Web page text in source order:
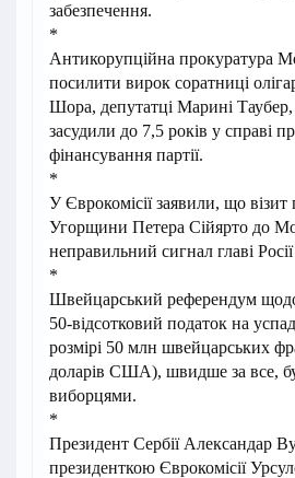
забезпечення.
*
Антикорупційна прокуратура
посилити вирок соратниці
Шора, депутатці Марині
засудили до 7,5 років у справі
фінансування партії.
*
У Єврокомісії заявили, що
Угорщини Петера Сійярто до
неправильний сигнал главі
*
Швейцарський референдум щодо
50-відсотковий податок на
розмірі 50 млн швейцарських
доларів США), швидше за все,
виборцями.
*
Президент Сербії Александар
президенткою Єврокомісії